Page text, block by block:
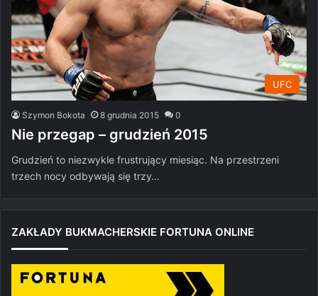
UFC
Szymon Bokota 8 grudnia 2015 0
Nie przegap – grudzień 2015
Grudzień to niezwykle frustrujący miesiąc. Na przestrzeni
trzech nocy odbywają się trzy…
ZAKŁADY BUKMACHERSKIE FORTUNA ONLINE